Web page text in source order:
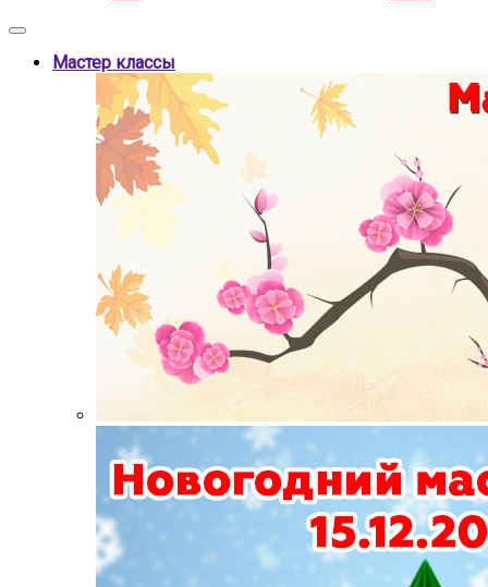
Мастер классы